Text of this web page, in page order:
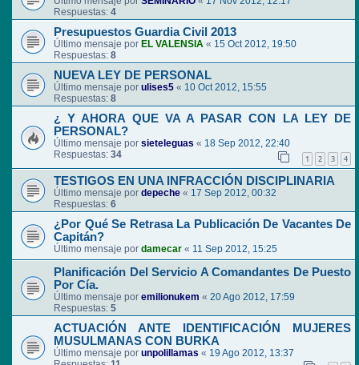
Respuestas: 4
Presupuestos Guardia Civil 2013
Último mensaje por EL VALENSIA « 15 Oct 2012, 19:50
Respuestas: 8
NUEVA LEY DE PERSONAL
Último mensaje por ulises5 « 10 Oct 2012, 15:55
Respuestas: 8
¿ Y AHORA QUE VA A PASAR CON LA LEY DE
PERSONAL?
Último mensaje por sieteleguas « 18 Sep 2012, 22:40
Respuestas: 34 1 2 3 4
TESTIGOS EN UNA INFRACCIÓN DISCIPLINARIA
Último mensaje por depeche « 17 Sep 2012, 00:32
Respuestas: 6
¿Por Qué Se Retrasa La Publicación De Vacantes De
Capitán?
Último mensaje por damecar « 11 Sep 2012, 15:25
Planificación Del Servicio A Comandantes De Puesto
Por Cía.
Último mensaje por emilionukem « 20 Ago 2012, 17:59
Respuestas: 5
ACTUACIÓN ANTE IDENTIFICACIÓN MUJERES
MUSULMANAS CON BURKA
Último mensaje por unpolillamas « 19 Ago 2012, 13:37